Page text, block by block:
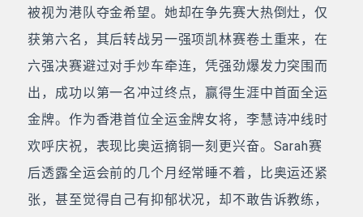
被视为港队夺金希望。她却在争先赛大热倒灶，仅
获第六名，其后转战另一强项凯林赛卷土重来，在
六强决赛避过对手炒车牵连，凭强劲爆发力突围而
出，成功以第一名冲过终点，赢得生涯中首面全运
金牌。作为香港首位全运金牌女将，李慧诗冲线时
欢呼庆祝，表现比奥运摘铜一刻更兴奋。Sarah赛
后透露全运会前的几个月经常睡不着，比奥运还紧
张，甚至觉得自己有抑郁状况，却不敢告诉教练，